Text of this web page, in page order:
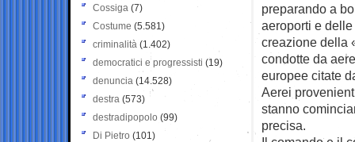
preparando a
aeroporti e
creazione della
condotte da
europee citate
Aerei
stanno
precisa.
Cossiga (7)
Costume (5.581)
criminalità (1.402)
democratici e progressisti (19)
denuncia (14.528)
destra (573)
destradipopolo (99)
Di Pietro (101)